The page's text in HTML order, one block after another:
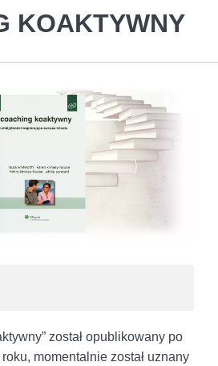
KOAKTYWNY
został opublikowany po
momentalnie został uznany